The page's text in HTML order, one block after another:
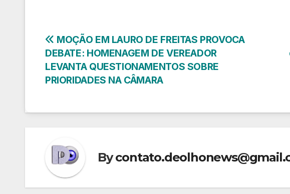
Navegação
de
Post
MOÇÃO EM LAURO DE FREITAS PROVOCA
DEBATE: HOMENAGEM DE VEREADOR
LEVANTA QUESTIONAMENTOS SOBRE
PRIORIDADES NA CÂMARA
By